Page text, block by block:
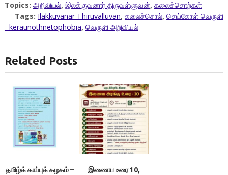
Topics: அறிவியல், இலக்குவனார் திருவள்ளுவன், கலைச்சொற்கள்
Tags: Ilakkuvanar Thiruvalluvan, கலைச்சொல், செய்கோள் வெருளி
- keraunothnetophobia, வெருளி அறிவியல்
Related Posts
தமிழ்க் காப்புக் கழகம் –
இணைய உரை 10,